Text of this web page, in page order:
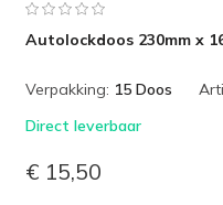
Autolockdoos 230mm x
Verpakking: 15 Doos
Direct leverbaar
€ 15,50